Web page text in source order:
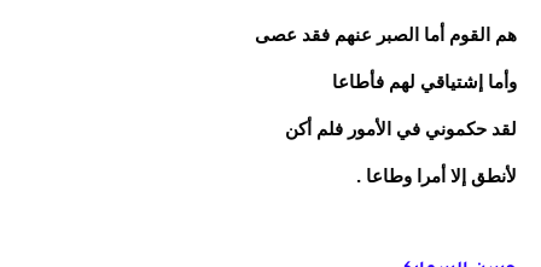
هم القوم أما الصبر عنهم فقد عصى
وأما إشتياقي لهم فأطاعا
لقد حكموني في الأمور فلم أكن
لأنطق إلا أمرا وطاعا .